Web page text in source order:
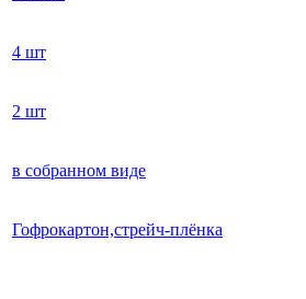
4 шт
2 шт
в собранном виде
Гофрокартон,стрейч-плёнка